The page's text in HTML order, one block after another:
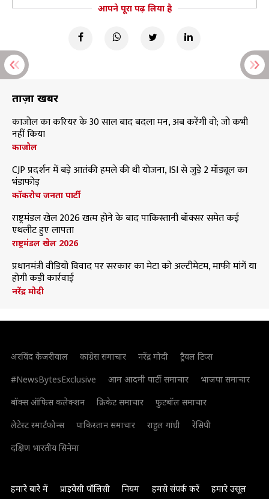
आपने पूरा पढ़ लिया है
ताज़ा खबरें
काजोल का करियर के 30 साल बाद बदला मन, अब करेंगी वो; जो कभी
नहीं किया
काजोल
CJP प्रदर्शन में बड़े आतंकी हमले की थी योजना, ISI से जुड़े 2 मॉड्यूल का
भंडाफोड़
कॉकरोच जनता पार्टी
राष्ट्रमंडल खेल 2026 खत्म होने के बाद पाकिस्तानी बॉक्सर समेत कई
एथलीट हुए लापता
राष्ट्रमंडल खेल 2026
प्रधानमंत्री वीडियो विवाद पर सरकार का मेटा को अल्टीमेटम, माफी मांगें या
होगी कड़ी कार्रवाई
नरेंद्र मोदी
अरविंद केजरीवाल कांग्रेस समाचार नरेंद्र मोदी
ट्रैवल टिप्स
#NewsBytesExclusive
आम आदमी पार्टी समाचार
भाजपा समाचार
बॉक्स ऑफिस कलेक्शन
क्रिकेट समाचार
फुटबॉल समाचार
लेटेस्ट स्मार्टफोन्स
पाकिस्तान समाचार राहुल गांधी
रेसिपी
दक्षिण भारतीय सिनेमा
हमारे बारे में प्राइवेसी पॉलिसी नियम हमसे संपर्क करें हमारे उसूल